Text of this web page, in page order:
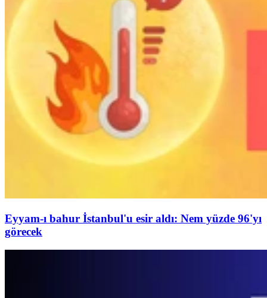
Eyyam-ı bahur İstanbul'u esir aldı: Nem yüzde 96'yı
görecek